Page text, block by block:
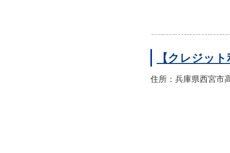
【クレジッ
住所：兵庫県西宮市